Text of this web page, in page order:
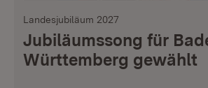
Landesjubiläum 2027
Jubiläumssong für
Württemberg gewählt